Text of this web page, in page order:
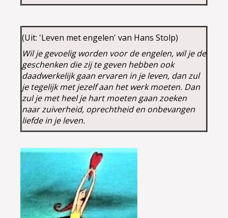
(Uit: 'Leven met engelen' van Hans Stolp)
Wil je gevoelig worden voor de engelen, wil je de
geschenken die zij te geven hebben ook
daadwerkelijk gaan ervaren in je leven, dan zul
je tegelijk met jezelf aan het werk moeten. Dan
zul je met heel je hart moeten gaan zoeken
naar zuiverheid, oprechtheid en onbevangen
liefde in je leven.